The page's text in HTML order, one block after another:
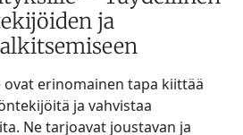
ja
erinomainen tapa kiittää
ja vahvistaa
Ne tarjoavat joustavan ja